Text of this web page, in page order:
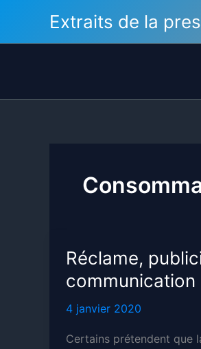
contenu
Extraits de la
Réclame,
communication
4 janvier 2020
Certains prétendent que